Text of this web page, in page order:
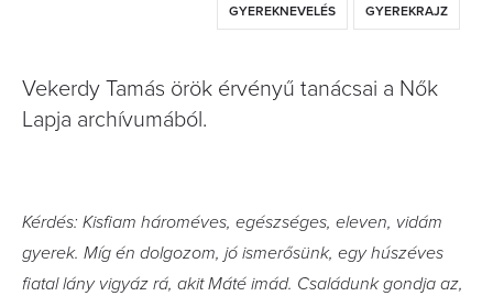
GYEREKNEVELÉS GYEREKRAJZ
Vekerdy Tamás örök érvényű tanácsai a Nők
Lapja archívumából.
Kérdés: Kisfiam hároméves, egészséges, eleven, vidám
gyerek. Míg én dolgozom, jó ismerősünk, egy húszéves
fiatal lány vigyáz rá, akit Máté imád. Családunk gondja az,